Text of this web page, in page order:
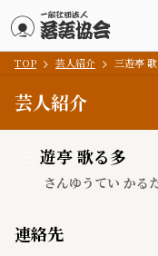
TOP 芸人紹介 三遊亭
芸人紹介
遊亭 歌る多
さんゆうてい かる
連絡先